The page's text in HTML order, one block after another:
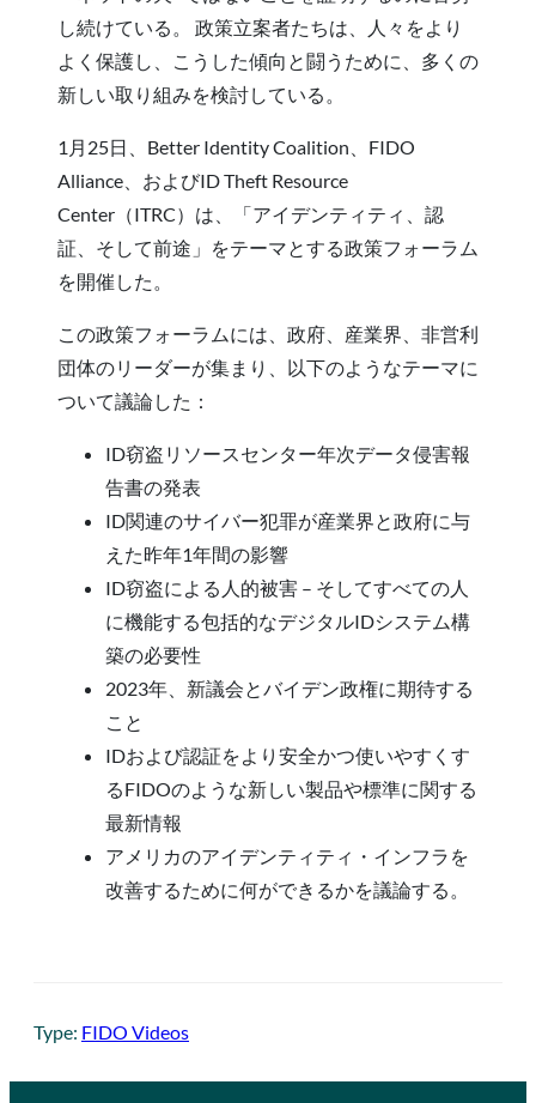
し続けている。 政策立案者たちは、人々をより
よく保護し、こうした傾向と闘うために、多くの
新しい取り組みを検討している。
1月25日、Better Identity Coalition、FIDO
Alliance、およびID Theft Resource
Center（ITRC）は、「アイデンティティ、認
証、そして前途」をテーマとする政策フォーラム
を開催した。
この政策フォーラムには、政府、産業界、非営利
団体のリーダーが集まり、以下のようなテーマに
ついて議論した：
ID窃盗リソースセンター年次データ侵害報
告書の発表
ID関連のサイバー犯罪が産業界と政府に与
えた昨年1年間の影響
ID窃盗による人的被害 – そしてすべての人
に機能する包括的なデジタルIDシステム構
築の必要性
2023年、新議会とバイデン政権に期待する
こと
IDおよび認証をより安全かつ使いやすくす
るFIDOのような新しい製品や標準に関する
最新情報
アメリカのアイデンティティ・インフラを
改善するために何ができるかを議論する。
Type: FIDO Videos